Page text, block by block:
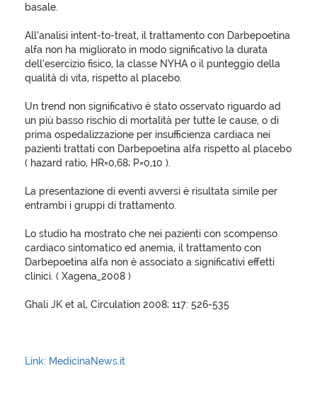
basale.
All’analisi intent-to-treat, il trattamento con Darbepoetina
alfa non ha migliorato in modo significativo la durata
dell’esercizio fisico, la classe NYHA o il punteggio della
qualità di vita, rispetto al placebo.
Un trend non significativo è stato osservato riguardo ad
un più basso rischio di mortalità per tutte le cause, o di
prima ospedalizzazione per insufficienza cardiaca nei
pazienti trattati con Darbepoetina alfa rispetto al placebo
( hazard ratio, HR=0,68; P=0,10 ).
La presentazione di eventi avversi è risultata simile per
entrambi i gruppi di trattamento.
Lo studio ha mostrato che nei pazienti con scompenso
cardiaco sintomatico ed anemia, il trattamento con
Darbepoetina alfa non è associato a significativi effetti
clinici. ( Xagena_2008 )
Ghali JK et al, Circulation 2008; 117: 526-535
Link: MedicinaNews.it